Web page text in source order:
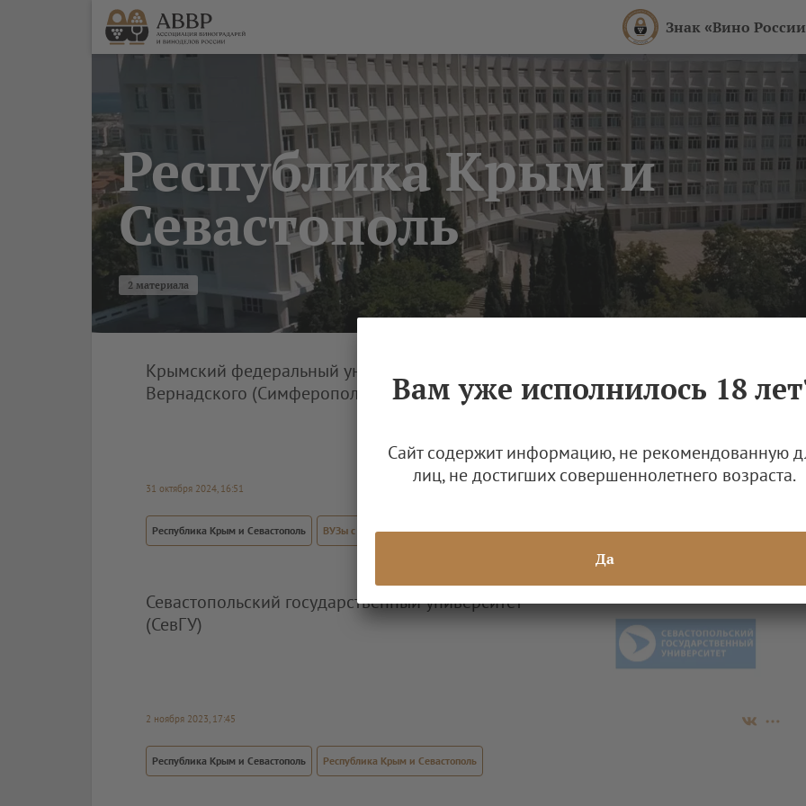
Знак «Вино
Республика Крым и
Севастополь
2 материала
Крымский федеральный университет им. В.И.
Вернадского (Симферополь)
31 октября 2024, 16:51
Республика Крым и Севастополь ВУЗы с профильными специальностями
Севастопольский государственный университет
(СевГУ)
2 ноября 2023, 17:45
Республика Крым и Севастополь Республика Крым и Севастополь
Вам уже исполнилось 18
Сайт содержит информацию, не рекомендованную
лиц, не достигших совершеннолетнего возраста.
Да